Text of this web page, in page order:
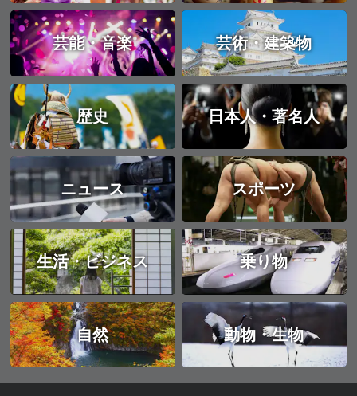
芸能・音楽 芸術・建築物
歴史 日本人・著名人
ニュース スポーツ
生活・ビジネス 乗り物
自然 動物・生物